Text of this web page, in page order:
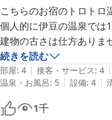
駄菓子のサービスにつ
たとのことで、何より
また、お食事内容につ
お楽しみいただけたと
お部屋でのひとときも
くりお過ごしいただけ
りです。
こちらのお宿のトロトロ
個人的に伊豆の温泉では
建物の古さは仕方ありま
命さがよく伝わります。
が好きな方には飲み放題
次はいつに来れるか楽し
続きを読む
部屋: 4 | 接客・サービス: 4 |
温泉・お風呂: 5 | 設備: 4 |
1千